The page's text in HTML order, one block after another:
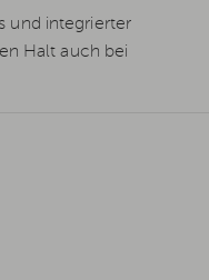
und integrierter
Halt auch bei